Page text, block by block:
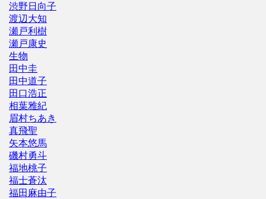
渋野日向子
渡辺大知
瀬戸利樹
瀬戸康史
生物
田中圭
田中道子
田口浩正
相葉雅紀
眉村ちあき
真飛聖
矢本悠馬
磯村勇斗
福地桃子
福士蒼汰
福田麻由子